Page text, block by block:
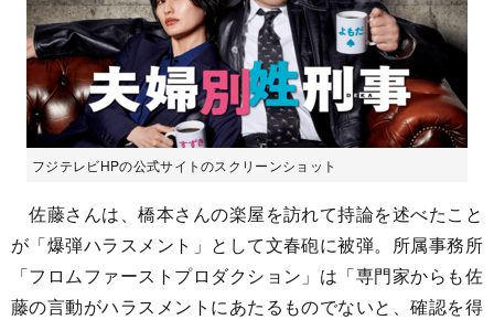
フジテレビHPの公式サイトのスクリーンショット
佐藤さんは、橋本さんの楽屋を訪れて持論を述べたこと
が「爆弾ハラスメント」として文春砲に被弾。所属事務所
「フロムファーストプロダクション」は「専門家からも佐
藤の言動がハラスメントにあたるものでないと、確認を得